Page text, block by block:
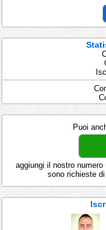
Puoi
aggiungi il nostro numero
sono richieste